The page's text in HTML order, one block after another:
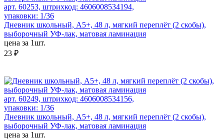
арт. 60253, штрихкод: 4606008534194,
упаковки: 1/36
Дневник школьный, А5+, 48 л, мягкий переплёт (2 скобы),
выборочный УФ-лак, матовая ламинация
цена за 1шт.
23 ₽
арт. 60249, штрихкод: 4606008534156,
упаковки: 1/36
Дневник школьный, А5+, 48 л, мягкий переплёт (2 скобы),
выборочный УФ-лак, матовая ламинация
цена за 1шт.